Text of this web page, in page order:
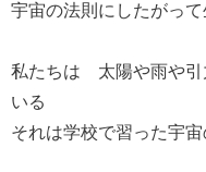
宇宙の法則にしたがっ
私たちは 太陽や雨や引
いる
それは学校で習った宇